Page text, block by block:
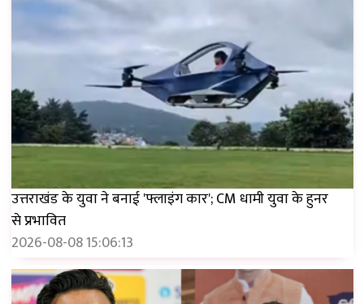
उत्तराखंड के युवा ने बनाई 'फ्लाइंग कार'; CM धामी युवा के हुनर ​​
से प्रभावित
2026-08-08 15:06:13